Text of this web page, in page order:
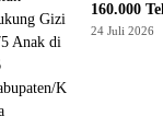
160.000
Anak di
24 Juli 2026